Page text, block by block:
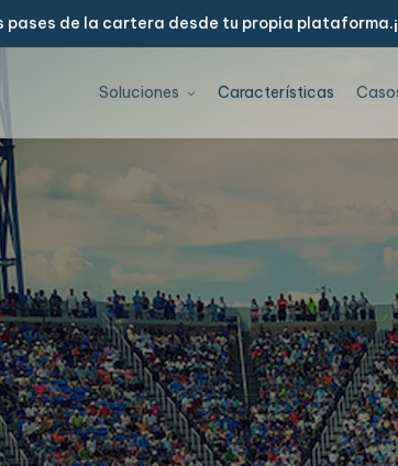
pases de la cartera desde tu propia plataforma.
Soluciones Características